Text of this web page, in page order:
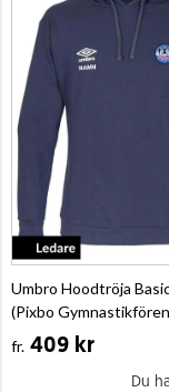
Umbro Hoodtröja
(Pixbo
fr. 409 kr
Du